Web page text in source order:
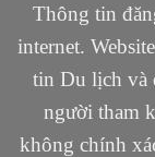
Thông tin
internet.
tin Du lịch và
người tham
không chính